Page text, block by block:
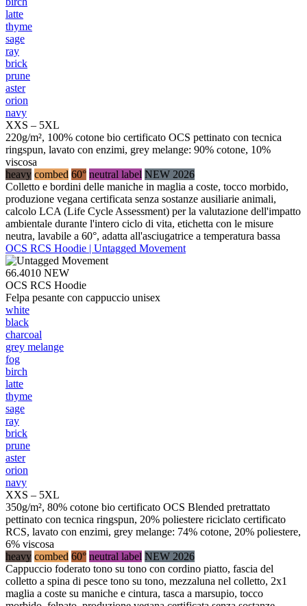
latte
thyme
sage
ray
brick
prune
aster
orion
navy
XXS – 5XL
220g/m², 100% cotone bio certificato OCS pettinato con tecnica
ringspun, lavato con enzimi, grey melange: 90% cotone, 10%
viscosa
heavy combed 60° neutral label NEW 2026
Colletto e bordini delle maniche in maglia a coste, tocco morbido,
produzione vegana certificata senza sostanze ausiliarie animali,
calcolo LCA (Life Cycle Assessment) per la valutazione dell'impatto
ambientale durante l'intero ciclo di vita, etichetta con le misure
neutra, lavabile a 60°, adatta all'asciugatrice a temperatura bassa
OCS RCS Hoodie | Untagged Movement
66.4010 NEW
OCS RCS Hoodie
Felpa pesante con cappuccio unisex
white
black
charcoal
grey melange
fog
birch
latte
thyme
sage
ray
brick
prune
aster
orion
navy
XXS – 5XL
350g/m², 80% cotone bio certificato OCS Blended pretrattato
pettinato con tecnica ringspun, 20% poliestere riciclato certificato
RCS, lavato con enzimi, grey melange: 74% cotone, 20% poliestere,
6% viscosa
heavy combed 60° neutral label NEW 2026
Cappuccio foderato tono su tono con cordino piatto, fascia del
colletto a spina di pesce tono su tono, mezzaluna nel colletto, 2x1
maglia a coste su maniche e cintura, tasca a marsupio, tocco